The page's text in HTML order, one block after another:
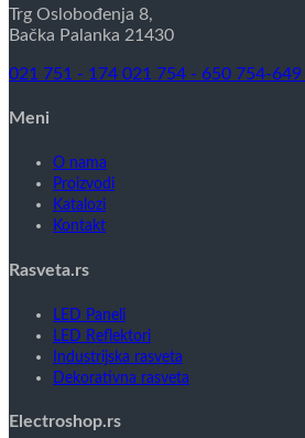
Trg Oslobođenja 8,
Bačka Palanka 21430
021 751 - 174 021 754 - 650 754-649
Meni
O nama
Proizvodi
Katalozi
Kontakt
Rasveta.rs
LED Paneli
LED Reflektori
Industrijska rasveta
Dekorativna rasveta
Electroshop.rs